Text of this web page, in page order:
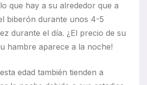
que hay a su alrededor que a
biberón durante unos 4-5
durante el día. ¿El precio de su
hambre aparece a la noche!
edad también tienden a